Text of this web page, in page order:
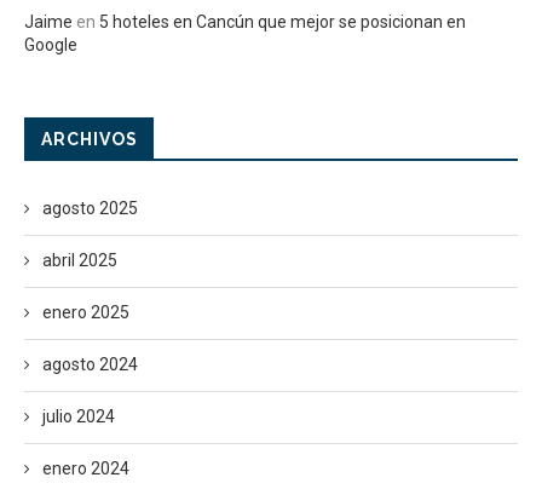
Jaime en 5 hoteles en Cancún que mejor se posicionan en
Google
ARCHIVOS
agosto 2025
abril 2025
enero 2025
agosto 2024
julio 2024
enero 2024